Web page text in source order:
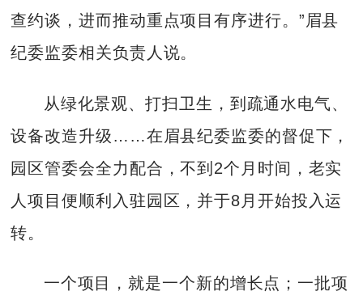
查约谈，进而推动重点项目有序进行。”眉县
纪委监委相关负责人说。
从绿化景观、打扫卫生，到疏通水电气、
设备改造升级……在眉县纪委监委的督促下，
园区管委会全力配合，不到2个月时间，老实
人项目便顺利入驻园区，并于8月开始投入运
转。
一个项目，就是一个新的增长点；一批项